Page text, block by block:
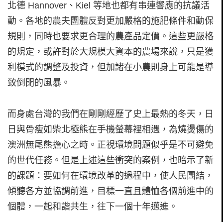
北德 Hannover、Kiel 等地也都有串連響應的抗議活
動。各地的農夫團體反對更加嚴格的施肥條件和動保
規則，同時也要求更合理的農產品定價。這些更嚴格
的規定，或許對於大規模大資本的農場來說，只是獲
利模式的調整及投資，但加諸在小農則身上可能是導
致倒閉的風暴。
而身處台灣的我們在剛剛經歷了史上最熱的冬天，日
日與骨瘦如柴北極熊在手機螢幕裡相遇，為燒燙傷的
澳洲無尾熊擔心之時。正視環境問題似乎是不可避免
的世代任務。但是上述這些衝突的案例，也暗示了新
的課題：要如何在環境改革的過程中，使人民團結，
傾聽各方並協調前進，目標一直且體恤各個前進中的
個體，一起和諧共生，往下一個十年邁進。